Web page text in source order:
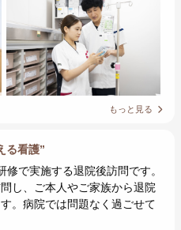
もっと見る
る看護”
で実施する退院後訪問です。
し、ご本人やご家族から退院
。病院では問題なく過ごせて